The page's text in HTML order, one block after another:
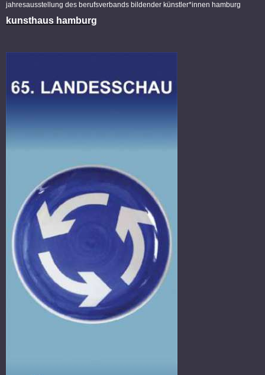
jahresausstellung des berufsverbands bildender künstler*innen hamburg
kunsthaus hamburg